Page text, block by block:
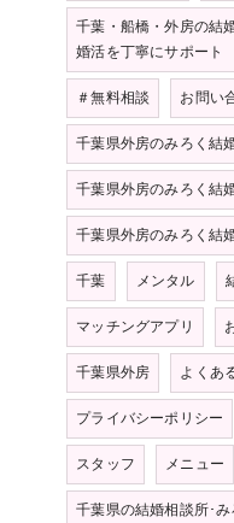
千葉・船橋・外房の結
婚活を丁寧にサポート
＃無料相談 お問い
千葉県外房のみろく結
千葉県外房のみろく結
千葉県外房のみろく結
千葉 メンタル
マッチングアプリ
千葉県外房 よくあ
プライバシーポリシー
スタッフ メニュー
千葉県の結婚相談所･